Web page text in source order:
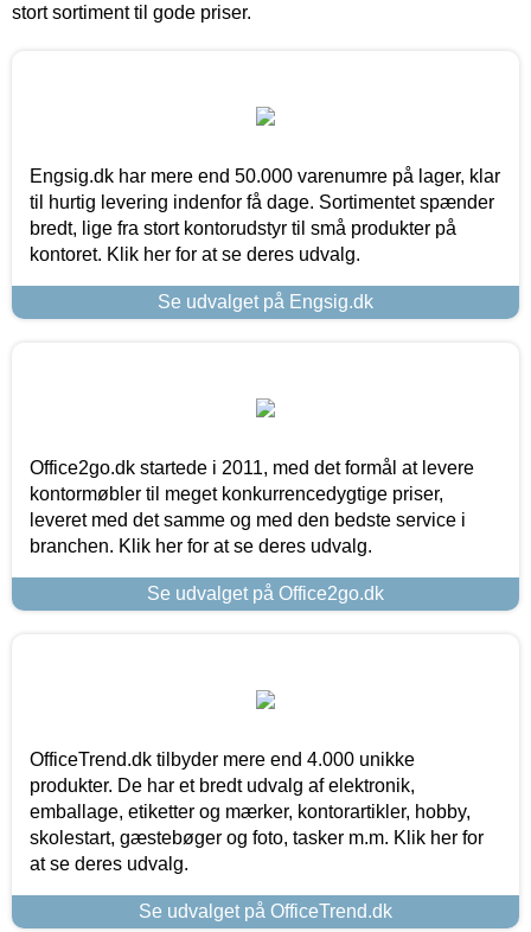
stort sortiment til gode priser.
Engsig.dk har mere end 50.000 varenumre på lager, klar
til hurtig levering indenfor få dage. Sortimentet spænder
bredt, lige fra stort kontorudstyr til små produkter på
kontoret. Klik her for at se deres udvalg.
Se udvalget på Engsig.dk
Office2go.dk startede i 2011, med det formål at levere
kontormøbler til meget konkurrencedygtige priser,
leveret med det samme og med den bedste service i
branchen. Klik her for at se deres udvalg.
Se udvalget på Office2go.dk
OfficeTrend.dk tilbyder mere end 4.000 unikke
produkter. De har et bredt udvalg af elektronik,
emballage, etiketter og mærker, kontorartikler, hobby,
skolestart, gæstebøger og foto, tasker m.m. Klik her for
at se deres udvalg.
Se udvalget på OfficeTrend.dk